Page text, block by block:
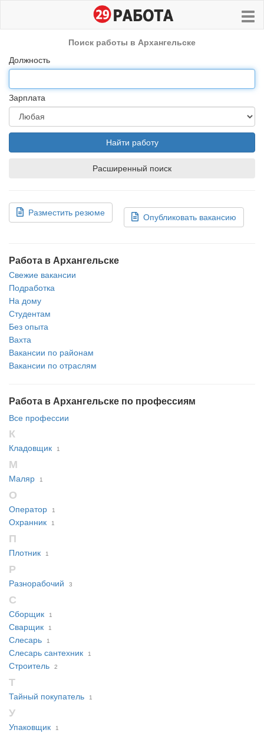
Поиск работы в Архангельске
Должность
Зарплата
Найти работу
Расширенный поиск
Разместить резюме Опубликовать вакансию
Работа в Архангельске
Свежие вакансии
Подработка
На дому
Студентам
Без опыта
Вахта
Вакансии по районам
Вакансии по отраслям
Работа в Архангельске по профессиям
Все профессии
К
Кладовщик 1
М
Маляр 1
О
Оператор 1
Охранник 1
П
Плотник 1
Р
Разнорабочий 3
С
Сборщик 1
Сварщик 1
Слесарь 1
Слесарь сантехник 1
Строитель 2
Т
Тайный покупатель 1
У
Упаковщик 1